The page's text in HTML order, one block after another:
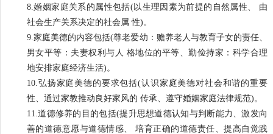
8.婚姻家庭关系的属性包括(以生理因素为前提的自然属性、 由
社会生产关系决定的社会属 性)。
9.家庭美德的内容包括(尊老爱幼：赡养老人与教育子女的责任、
男女平等：夫妻权利与人 格地位的平等、勤俭持家：科学合理
地安排家庭经济生活)。
10.弘扬家庭美德的要求包括(认识家庭美德对社会和谐的重要
性、通过家教推动良好家风的 传承、遵守婚姻家庭法律规范)。
11.道德修养的目的包括(提升思想道德认知与判断能力、激发向
善的道德意愿与道德情感、 培育正确的道德责任、提高自觉践